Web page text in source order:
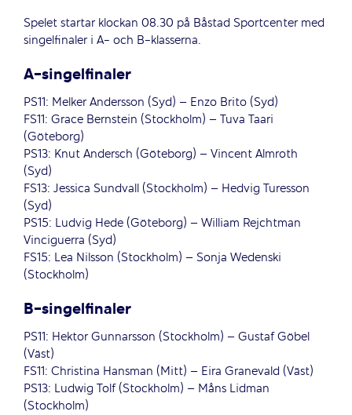
Spelet startar klockan 08.30 på Båstad Sportcenter med
singelfinaler i A- och B-klasserna.
A-singelfinaler
PS11: Melker Andersson (Syd) – Enzo Brito (Syd)
FS11: Grace Bernstein (Stockholm) – Tuva Taari
(Göteborg)
PS13: Knut Andersch (Göteborg) – Vincent Almroth
(Syd)
FS13: Jessica Sundvall (Stockholm) – Hedvig Turesson
(Syd)
PS15: Ludvig Hede (Göteborg) – William Rejchtman
Vinciguerra (Syd)
FS15: Lea Nilsson (Stockholm) – Sonja Wedenski
(Stockholm)
B-singelfinaler
PS11: Hektor Gunnarsson (Stockholm) – Gustaf Göbel
(Väst)
FS11: Christina Hansman (Mitt) – Eira Granevald (Väst)
PS13: Ludwig Tolf (Stockholm) – Måns Lidman
(Stockholm)